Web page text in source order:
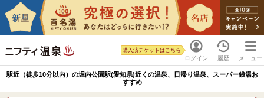
ログイン
購入済チケットはこちら
履歴 メニュー
駅近（徒歩10分以内）の堀内公園駅(愛知県)近くの温泉、日帰り温泉、スーパー銭湯お
すすめ